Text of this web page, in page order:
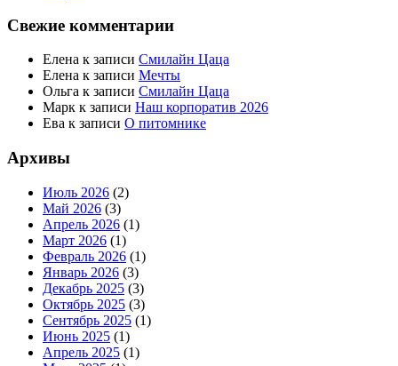
Свежие комментарии
Елена к записи Смилайн Цаца
Елена к записи Мечты
Ольга к записи Смилайн Цаца
Марк к записи Наш корпоратив 2026
Ева к записи О питомнике
Архивы
Июль 2026 (2)
Май 2026 (3)
Апрель 2026 (1)
Март 2026 (1)
Февраль 2026 (1)
Январь 2026 (3)
Декабрь 2025 (3)
Октябрь 2025 (3)
Сентябрь 2025 (1)
Июнь 2025 (1)
Апрель 2025 (1)